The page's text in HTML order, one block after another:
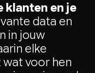
klanten en je
data en
in jouw
elke
voor hen